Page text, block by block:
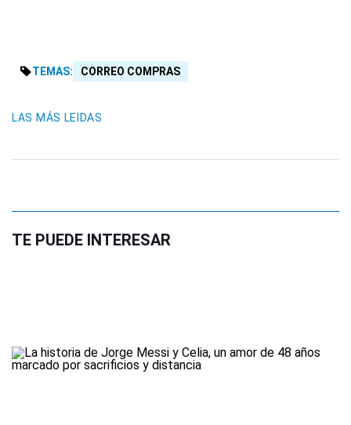
TEMAS: CORREO COMPRAS
LAS MÁS LEIDAS
TE PUEDE INTERESAR